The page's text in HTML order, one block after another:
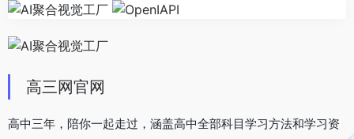
高三网官网
高中三年，陪你一起走过，涵盖高中全部科目学习方法和学习资